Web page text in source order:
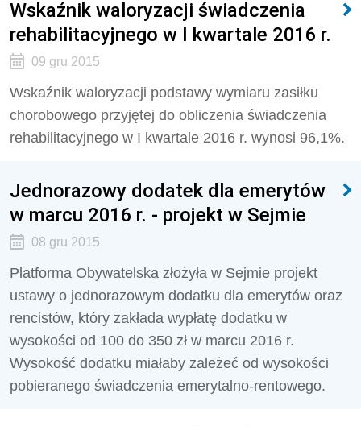
Wskaźnik waloryzacji świadczenia
rehabilitacyjnego w I kwartale 2016 r.
09 gru 2015
Wskaźnik waloryzacji podstawy wymiaru zasiłku
chorobowego przyjętej do obliczenia świadczenia
rehabilitacyjnego w I kwartale 2016 r. wynosi 96,1%.
Jednorazowy dodatek dla emerytów
w marcu 2016 r. - projekt w Sejmie
08 gru 2015
Platforma Obywatelska złożyła w Sejmie projekt
ustawy o jednorazowym dodatku dla emerytów oraz
rencistów, który zakłada wypłatę dodatku w
wysokości od 100 do 350 zł w marcu 2016 r.
Wysokość dodatku miałaby zależeć od wysokości
pobieranego świadczenia emerytalno-rentowego.